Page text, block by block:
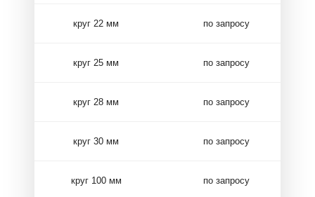
круг 22 мм по запросу
круг 25 мм по запросу
круг 28 мм по запросу
круг 30 мм по запросу
круг 100 мм по запросу